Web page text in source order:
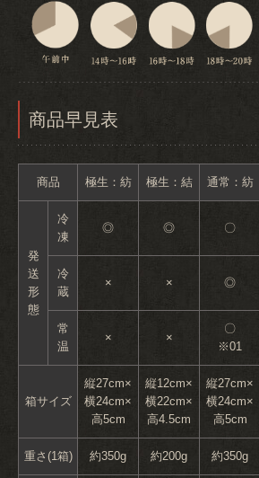
商品早見表
商品 極生：紡 極生：結 通常：紡
発
送
形
態
冷
凍
◎ ◎ 〇
冷
蔵
× × ◎
常
温
× ×
〇
※01
箱サイズ
縦27cm×
横24cm×
高5cm
縦12cm×
横22cm×
高4.5cm
縦27cm×
横24cm×
高5cm
重さ(1箱) 約350g 約200g 約350g